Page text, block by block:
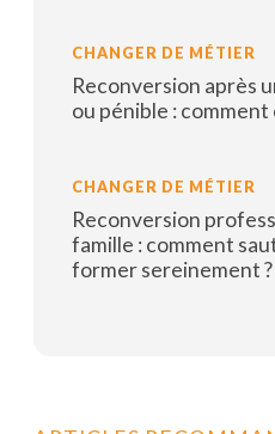
CHANGER DE MÉTIER
Reconversion après
ou pénible : comment
CHANGER DE MÉTIER
Reconversion
famille : comment
former sereinement ?